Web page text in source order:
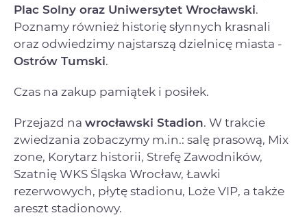
Plac Solny oraz Uniwersytet Wrocławski.
Poznamy również historię słynnych krasnali
oraz odwiedzimy najstarszą dzielnicę miasta -
Ostrów Tumski.
Czas na zakup pamiątek i posiłek.
Przejazd na wrocławski Stadion. W trakcie
zwiedzania zobaczymy m.in.: salę prasową, Mix
zone, Korytarz historii, Strefę Zawodników,
Szatnię WKS Śląska Wrocław, Ławki
rezerwowych, płytę stadionu, Loże VIP, a także
areszt stadionowy.